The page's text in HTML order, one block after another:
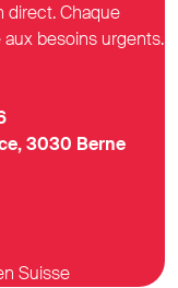
direct. Chaque
besoins urgents.
3030 Berne
Suisse